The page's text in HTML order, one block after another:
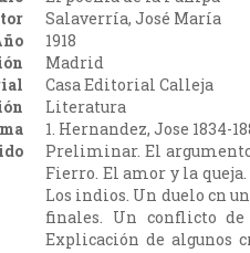
Salaverría, José María
1918
Madrid
Casa Editorial Calleja
Literatura
1. Hernandez, Jose 1834-
Preliminar. El
Fierro. El amor y la
Los indios. Un duelo cn
finales. Un conflicto
Explicación de algunos